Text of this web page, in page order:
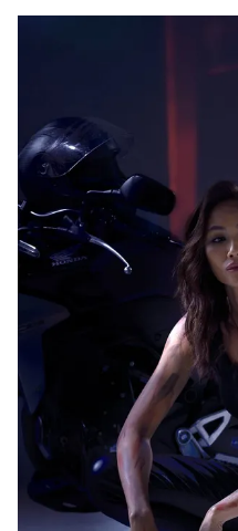
Tư vấn
Chuyên mục khác
Emagazine
Photo
VTV Money
VTV Sức khoẻ